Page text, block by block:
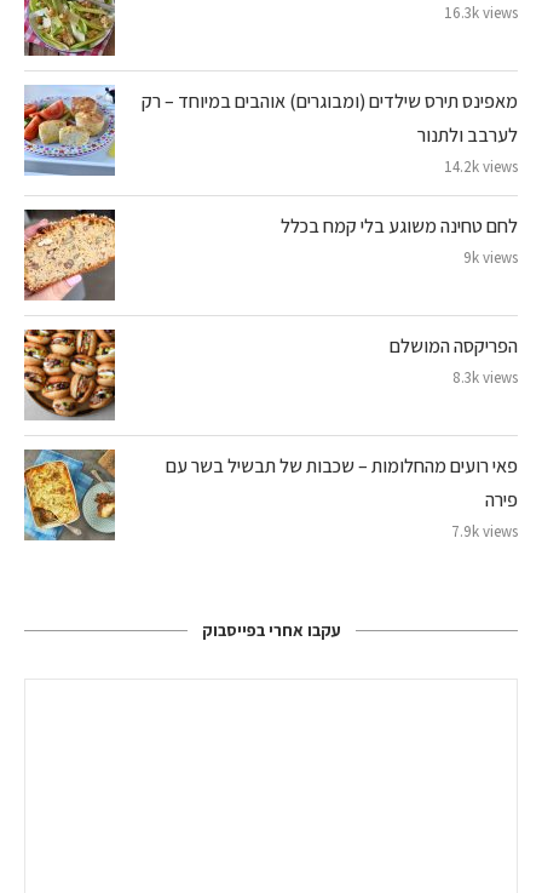
16.3k views
מאפינס תירס שילדים (ומבוגרים) אוהבים במיוחד – רק
לערבב ולתנור
14.2k views
לחם טחינה משוגע בלי קמח בכלל
9k views
הפריקסה המושלם
8.3k views
פאי רועים מהחלומות – שכבות של תבשיל בשר עם
פירה
7.9k views
עקבו אחרי בפייסבוק